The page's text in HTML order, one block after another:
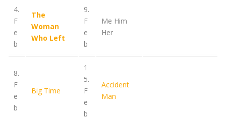
4.
F
e
b
The
Woman
Who Left
9.
F
e
b
Me Him
Her
8.
F
e
b
Big Time
1
5.
F
e
b
Accident
Man